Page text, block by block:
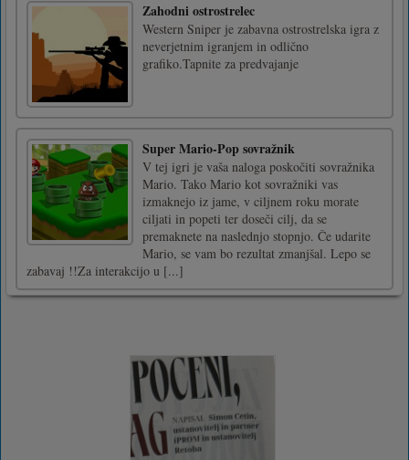
Zahodni ostrostrelec
Western Sniper je zabavna ostrostrelska igra z
neverjetnim igranjem in odlično
grafiko.Tapnite za predvajanje
Super Mario-Pop sovražnik
V tej igri je vaša naloga poskočiti sovražnika
Mario. Tako Mario kot sovražniki vas
izmaknejo iz jame, v ciljnem roku morate
ciljati in popeti ter doseči cilj, da se
premaknete na naslednjo stopnjo. Če udarite
Mario, se vam bo rezultat zmanjšal. Lepo se
zabavaj !!Za interakcijo u [...]